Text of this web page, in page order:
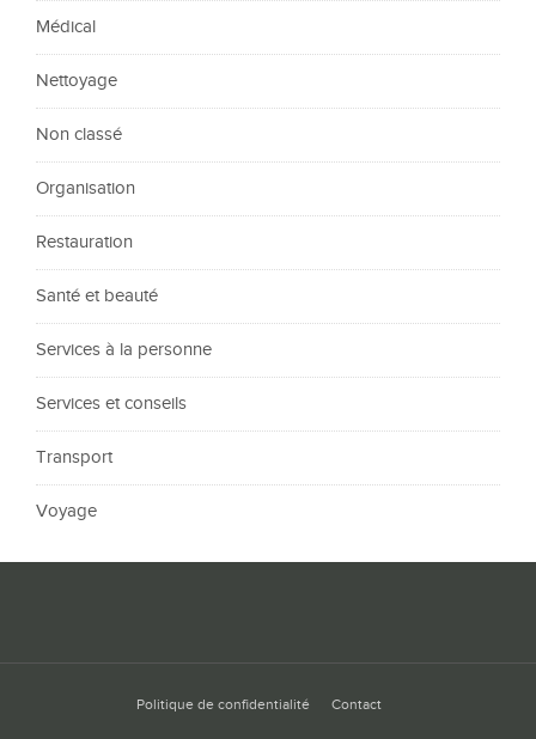
Médical
Nettoyage
Non classé
Organisation
Restauration
Santé et beauté
Services à la personne
Services et conseils
Transport
Voyage
Politique de confidentialité Contact